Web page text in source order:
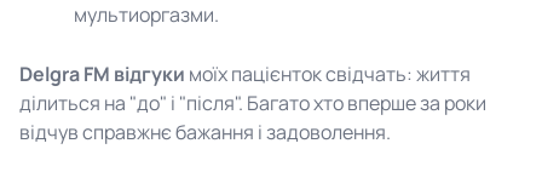
мультиоргазми.
Delgra FM відгуки моїх пацієнток свідчать: життя
ділиться на "до" і "після". Багато хто вперше за роки
відчув справжнє бажання і задоволення.